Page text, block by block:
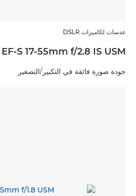
عدسات لكاميرات DSLR
EF-S 17-55mm f/2.8 IS USM
جودة صورة فائقة في التكبير/التصغير